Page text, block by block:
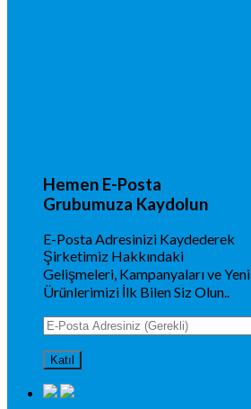
Hemen E-Posta
Grubumuza Kaydolun
E-Posta Adresinizi Kaydederek
Şirketimiz Hakkındaki
Gelişmeleri, Kampanyaları ve Yeni
Ürünlerimizi İlk Bilen Siz Olun..